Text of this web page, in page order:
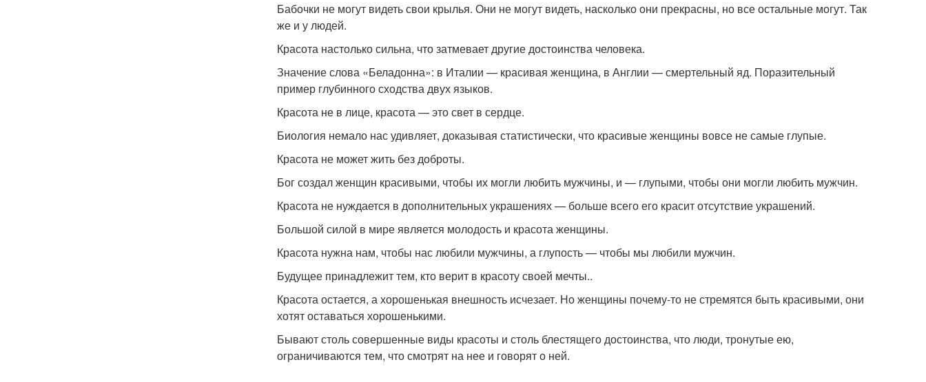
Бабочки не могут видеть свои крылья. Они не могут видеть, насколько они прекрасны, но все остальные могут. Так
же и у людей.
Красота настолько сильна, что затмевает другие достоинства человека.
Значение слова «Беладонна»: в Италии — красивая женщина, в Англии — смертельный яд. Поразительный
пример глубинного сходства двух языков.
Красота не в лице, красота — это свет в сердце.
Биология немало нас удивляет, доказывая статистически, что красивые женщины вовсе не самые глупые.
Красота не может жить без доброты.
Бог создал женщин красивыми, чтобы их могли любить мужчины, и — глупыми, чтобы они могли любить мужчин.
Красота не нуждается в дополнительных украшениях — больше всего его красит отсутствие украшений.
Большой силой в мире является молодость и красота женщины.
Красота нужна нам, чтобы нас любили мужчины, а глупость — чтобы мы любили мужчин.
Будущее принадлежит тем, кто верит в красоту своей мечты..
Красота остается, а хорошенькая внешность исчезает. Но женщины почему-то не стремятся быть красивыми, они
хотят оставаться хорошенькими.
Бывают столь совершенные виды красоты и столь блестящего достоинства, что люди, тронутые ею,
ограничиваются тем, что смотрят на нее и говорят о ней.